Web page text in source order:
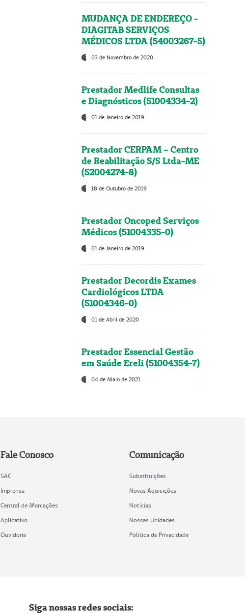
MUDANÇA DE ENDEREÇO -
DIAGITAB SERVIÇOS
MÉDICOS LTDA (54003267-5)
03 de Novembro de 2020
Prestador Medlife Consultas
e Diagnósticos (51004334-2)
01 de Janeiro de 2019
Prestador CERPAM – Centro
de Reabilitação S/S Ltda-ME
(52004274-8)
18 de Outubro de 2019
Prestador Oncoped Serviços
Médicos (51004335-0)
01 de Janeiro de 2019
Prestador Decordis Exames
Cardiológicos LTDA
(51004346-0)
01 de Abril de 2020
Prestador Essencial Gestão
em Saúde Ereli (51004354-7)
04 de Maio de 2021
Fale Conosco
SAC
Imprensa
Central de Marcações
Aplicativo
Ouvidoria
Comunicação
Substituições
Novas Aquisições
Notícias
Nossas Unidades
Política de Privacidade
Siga nossas redes sociais: